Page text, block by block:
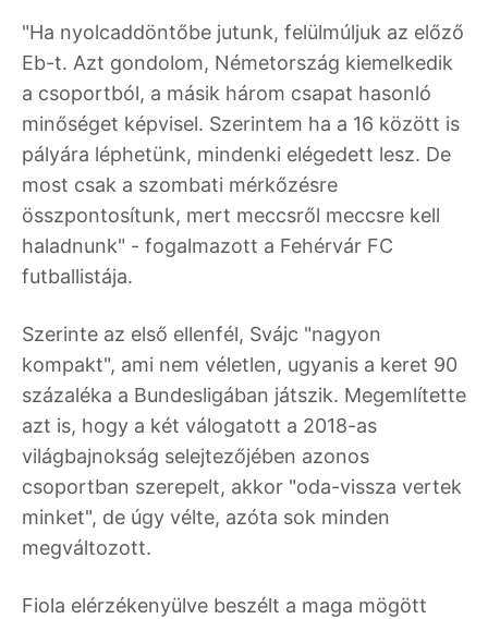
"Ha nyolcaddöntőbe jutunk, felülmúljuk az előző
Eb-t. Azt gondolom, Németország kiemelkedik
a csoportból, a másik három csapat hasonló
minőséget képvisel. Szerintem ha a 16 között is
pályára léphetünk, mindenki elégedett lesz. De
most csak a szombati mérkőzésre
összpontosítunk, mert meccsről meccsre kell
haladnunk" - fogalmazott a Fehérvár FC
futballistája.
Szerinte az első ellenfél, Svájc "nagyon
kompakt", ami nem véletlen, ugyanis a keret 90
százaléka a Bundesligában játszik. Megemlítette
azt is, hogy a két válogatott a 2018-as
világbajnokság selejtezőjében azonos
csoportban szerepelt, akkor "oda-vissza vertek
minket", de úgy vélte, azóta sok minden
megváltozott.
Fiola elérzékenyülve beszélt a maga mögött